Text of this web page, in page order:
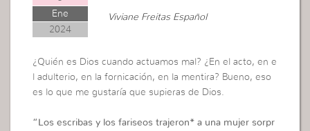
Ene
2024
Viviane Freitas Español
¿Quién es Dios cuando actuamos mal? ¿En el acto, en e
l adulterio, en la fornicación, en la mentira? Bueno, eso
es lo que me gustaría que supieras de Dios.
“Los escribas y los fariseos trajeron* a una mujer sorpr